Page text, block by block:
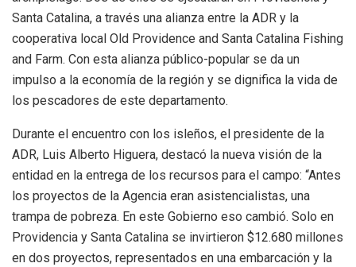
Santa Catalina, a través una alianza entre la ADR y la
cooperativa local Old Providence and Santa Catalina Fishing
and Farm. Con esta alianza público-popular se da un
impulso a la economía de la región y se dignifica la vida de
los pescadores de este departamento.
Durante el encuentro con los isleños, el presidente de la
ADR, Luis Alberto Higuera, destacó la nueva visión de la
entidad en la entrega de los recursos para el campo: “Antes
los proyectos de la Agencia eran asistencialistas, una
trampa de pobreza. En este Gobierno eso cambió. Solo en
Providencia y Santa Catalina se invirtieron $12.680 millones
en dos proyectos, representados en una embarcación y la